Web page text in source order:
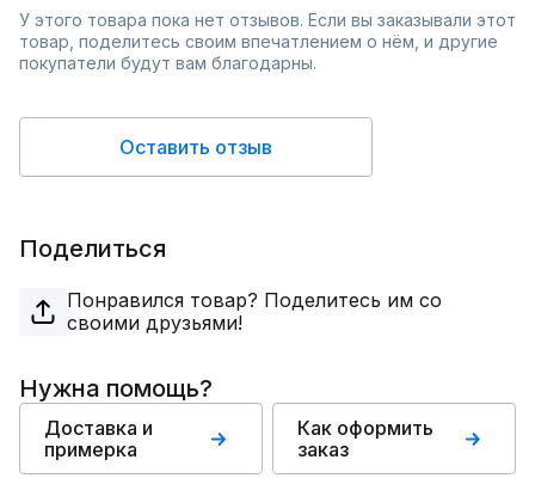
У этого товара пока нет отзывов. Если вы заказывали этот
товар, поделитесь своим впечатлением о нём, и другие
покупатели будут вам благодарны.
Оставить отзыв
Поделиться
Понравился товар? Поделитесь им со
своими друзьями!
Нужна помощь?
Доставка и
примерка
Как оформить
заказ